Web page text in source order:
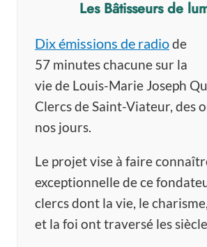
Les Bâtisseurs de
Dix émissions de radiode
57 minutes chacune sur la
vie de Louis-Marie Joseph
Clercs de Saint-Viateur, des
nos jours.
Le projet vise à faire
exceptionnelle de ce
clercs dont la vie, le
et la foi ont traversé les